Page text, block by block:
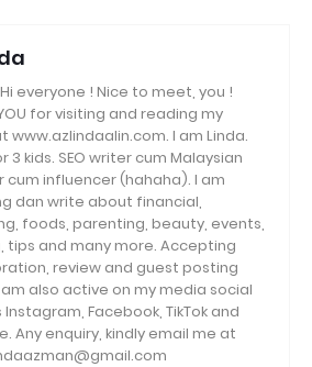
everyone ! Nice to meet, you !
for visiting and reading my
www.azlindaalin.com. I am Linda.
3 kids. SEO writer cum Malaysian
cum influencer (hahaha). I am
dan write about financial,
foods, parenting, beauty, events,
tips and many more. Accepting
review and guest posting
am also active on my media social
Instagram, Facebook, TikTok and
Any enquiry, kindly email me at